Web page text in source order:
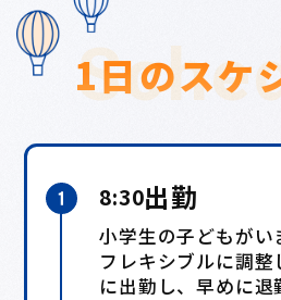
1日のスケ
8:30出勤
小学生の子どもがい
フレキシブルに調
に出勤し、早めに退